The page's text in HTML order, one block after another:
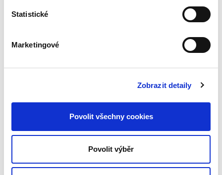
Statistické
Marketingové
Zobrazit detaily
Povolit všechny cookies
Povolit výběr
zneužívání výhod poskytnutých samotným
obchodním styku